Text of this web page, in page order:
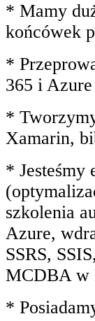
* Mamy
końcówek
*
365 i Azure
*
Xamarin,
* Jesteśmy
szkolenia
Azure,
SSRS,
MCDBA w
*